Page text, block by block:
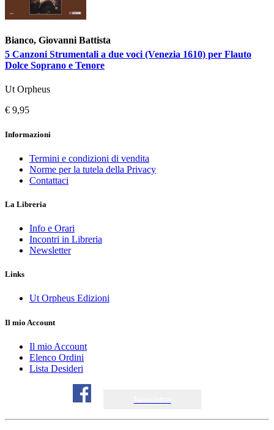
Bianco, Giovanni Battista
5 Canzoni Strumentali a due voci (Venezia 1610) per Flauto
Dolce Soprano e Tenore
Ut Orpheus
€ 9,95
Informazioni
Termini e condizioni di vendita
Norme per la tutela della Privacy
Contattaci
La Libreria
Info e Orari
Incontri in Libreria
Newsletter
Links
Ut Orpheus Edizioni
Il mio Account
Il mio Account
Elenco Ordini
Lista Desideri